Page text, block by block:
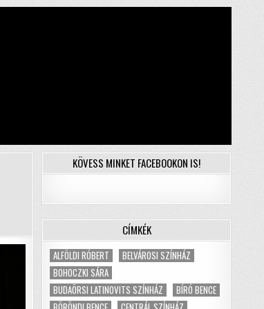
KÖVESS MINKET FACEBOOKON IS!
CÍMKÉK
ALFÖLDI RÓBERT
BELVÁROSI SZÍNHÁZ
BOHOCZKI SÁRA
BUDAÖRSI LATINOVITS SZÍNHÁZ
BÍRÓ BENCE